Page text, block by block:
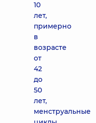
10
лет,
примерно
в
возрасте
от
42
до
50
лет,
менструальные